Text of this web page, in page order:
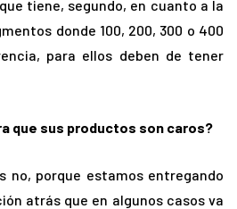
tiene, segundo, en cuanto a la
donde 100, 200, 300 o 400
para ellos deben de tener
que sus productos son caros?
no, porque estamos entregando
atrás que en algunos casos va